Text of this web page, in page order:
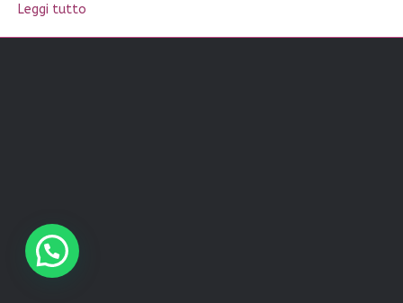
Leggi tutto